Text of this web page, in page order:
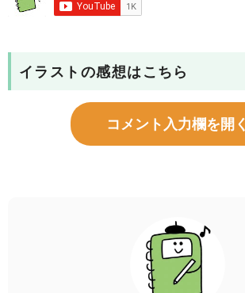
イラストの感想はこちら
コメント入力欄を開く